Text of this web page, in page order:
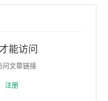
能访问
问文章链接
注册